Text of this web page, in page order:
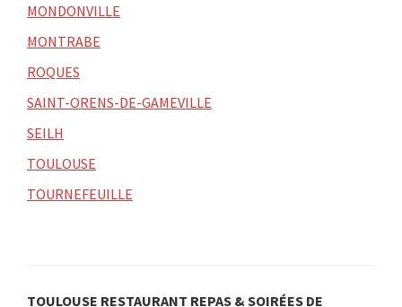
MONDONVILLE
MONTRABE
ROQUES
SAINT-ORENS-DE-GAMEVILLE
SEILH
TOULOUSE
TOURNEFEUILLE
TOULOUSE RESTAURANT REPAS & SOIRÉES DE